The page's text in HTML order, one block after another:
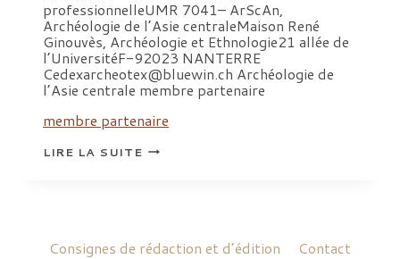
professionnelleUMR 7041– ArScAn,
Archéologie de l’Asie centraleMaison René
Ginouvès, Archéologie et Ethnologie21 allée de
l’UniversitéF-92023 NANTERRE
Cedexarcheotex@bluewin.ch Archéologie de
l’Asie centrale membre partenaire
membre partenaire
LIRE LA SUITERAST-
EICHER
Consignes de rédaction et d’édition
Contact